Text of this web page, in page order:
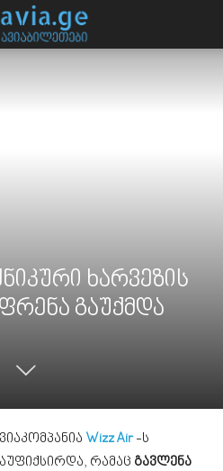
ხარვეზის
გაუქმდა
Wizz Air-ს
რამაც გავლენა